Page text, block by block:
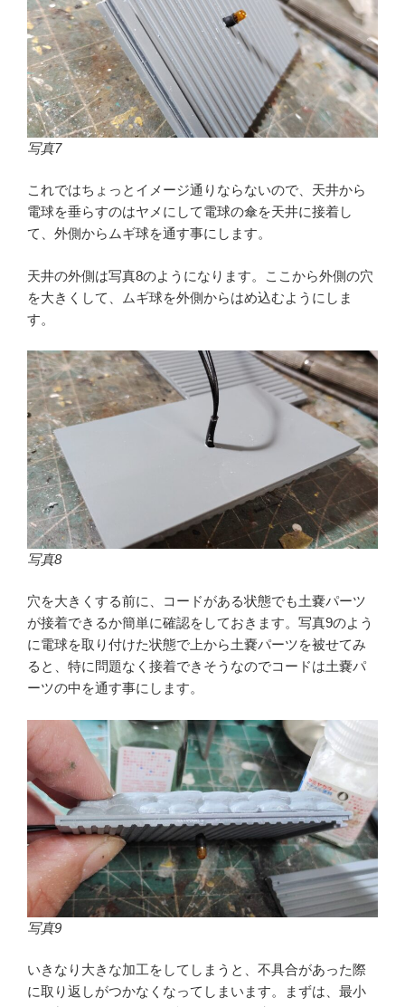
写真7
これではちょっとイメージ通りならないので、天井から
電球を垂らすのはヤメにして電球の傘を天井に接着し
て、外側からムギ球を通す事にします。
天井の外側は写真8のようになります。ここから外側の穴
を大きくして、ムギ球を外側からはめ込むようにしま
す。
写真8
穴を大きくする前に、コードがある状態でも土嚢パーツ
が接着できるか簡単に確認をしておきます。写真9のよう
に電球を取り付けた状態で上から土嚢パーツを被せてみ
ると、特に問題なく接着できそうなのでコードは土嚢パ
ーツの中を通す事にします。
写真9
いきなり大きな加工をしてしまうと、不具合があった際
に取り返しがつかなくなってしまいます。まずは、最小